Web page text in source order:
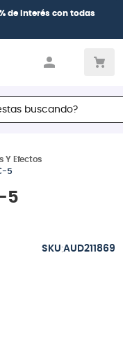
de interés con todas
Y Efectos
5
5
:AUD211869